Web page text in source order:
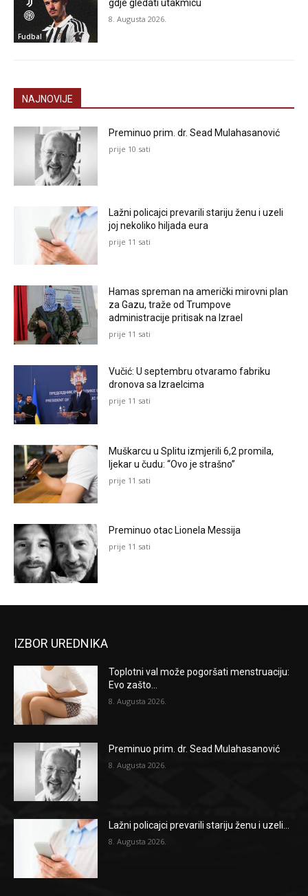
Fudbal
gdje gledati utakmicu
8. Augusta 2026.
NAJNOVIJE
Preminuo prim. dr. Sead Mulahasanović
prije 10 sati
Lažni policajci prevarili stariju ženu i uzeli
joj nekoliko hiljada eura
prije 11 sati
Hamas spreman na američki mirovni plan
za Gazu, traže od Trumpove
administracije pritisak na Izrael
prije 11 sati
Vučić: U septembru otvaramo fabriku
dronova sa Izraelcima
prije 11 sati
Muškarcu u Splitu izmjerili 6,2 promila,
ljekar u čudu: “Ovo je strašno”
prije 11 sati
Preminuo otac Lionela Messija
prije 11 sati
IZBOR UREDNIKA
Toplotni val može pogoršati menstruaciju:
Evo zašto...
8. Augusta 2026.
Preminuo prim. dr. Sead Mulahasanović
8. Augusta 2026.
Lažni policajci prevarili stariju ženu i uzeli...
8. Augusta 2026.